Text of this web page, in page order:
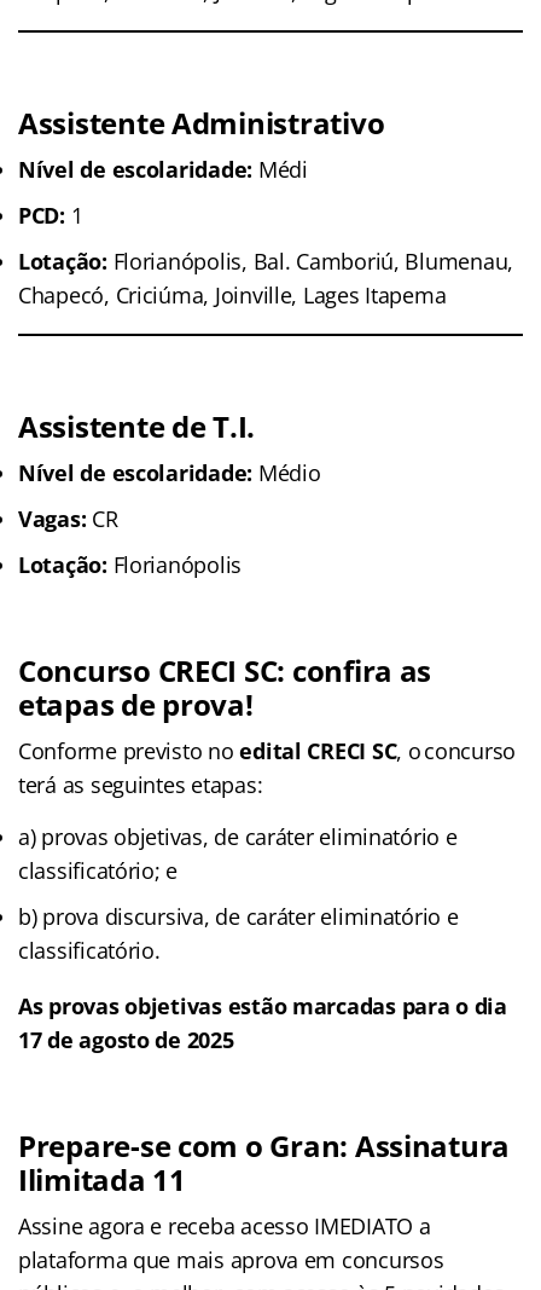
Assistente Administrativo
Nível de escolaridade: Médi
PCD: 1
Lotação: Florianópolis, Bal. Camboriú, Blumenau,
Chapecó, Criciúma, Joinville, Lages Itapema
Assistente de T.I.
Nível de escolaridade: Médio
Vagas: CR
Lotação: Florianópolis
Concurso CRECI SC: confira as
etapas de prova!
Conforme previsto no edital CRECI SC, o concurso
terá as seguintes etapas:
a) provas objetivas, de caráter eliminatório e
classificatório; e
b) prova discursiva, de caráter eliminatório e
classificatório.
As provas objetivas estão marcadas para o dia
17 de agosto de 2025
Prepare-se com o Gran: Assinatura
Ilimitada 11
Assine agora e receba acesso IMEDIATO a
plataforma que mais aprova em concursos